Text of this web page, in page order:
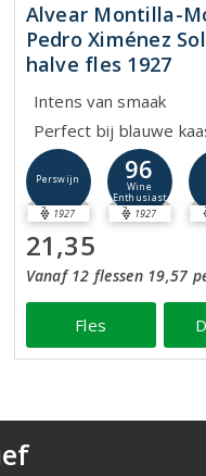
Alvear Montilla-
Pedro Ximénez
halve fles 1927
Intens van smaak
Perfect bij blauwe
Perswijn
1927
96
Wine
Enthusiast
1927
21,35
Vanaf 12 flessen 19,57
Fles